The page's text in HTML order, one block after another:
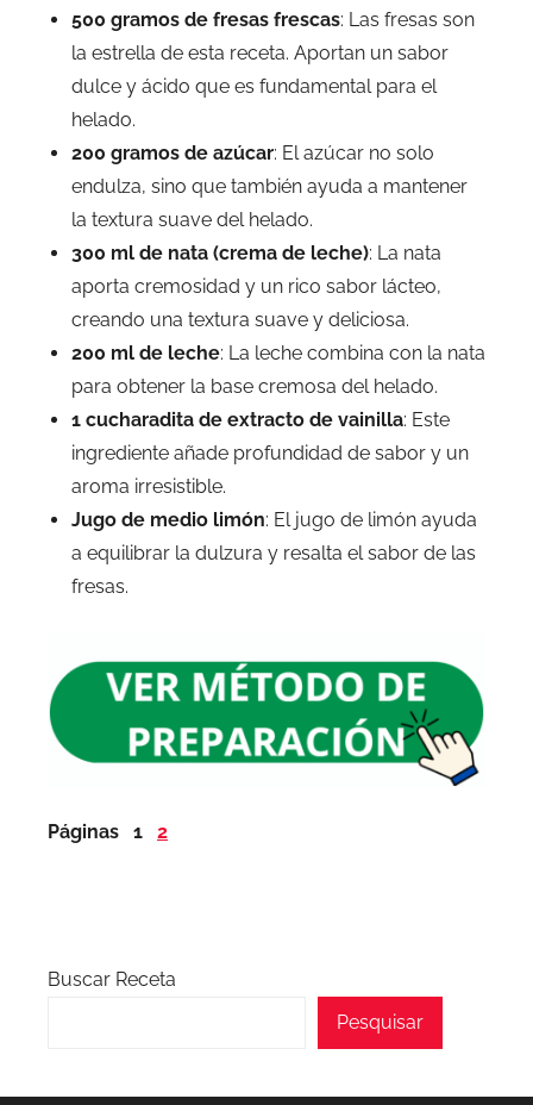
500 gramos de fresas frescas: Las fresas son
la estrella de esta receta. Aportan un sabor
dulce y ácido que es fundamental para el
helado.
200 gramos de azúcar: El azúcar no solo
endulza, sino que también ayuda a mantener
la textura suave del helado.
300 ml de nata (crema de leche): La nata
aporta cremosidad y un rico sabor lácteo,
creando una textura suave y deliciosa.
200 ml de leche: La leche combina con la nata
para obtener la base cremosa del helado.
1 cucharadita de extracto de vainilla: Este
ingrediente añade profundidad de sabor y un
aroma irresistible.
Jugo de medio limón: El jugo de limón ayuda
a equilibrar la dulzura y resalta el sabor de las
fresas.
Páginas 1 2
Buscar Receta
Pesquisar